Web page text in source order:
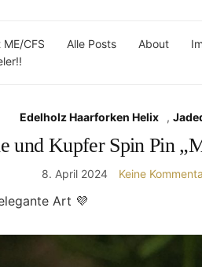
CFS Alle Posts About
Edelholz Haarforken Helix ,
und Kupfer Spin Pin
8. April 2024 Keine
Art 💜